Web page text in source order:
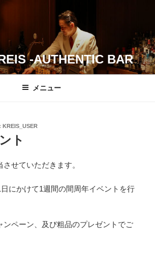
-AUTHENTIC BAR
メニュー
KREIS_USER
ト
せていただきます。
にかけて1週間の間周年イベントを行
ンペーン、及び粗品のプレゼントでご